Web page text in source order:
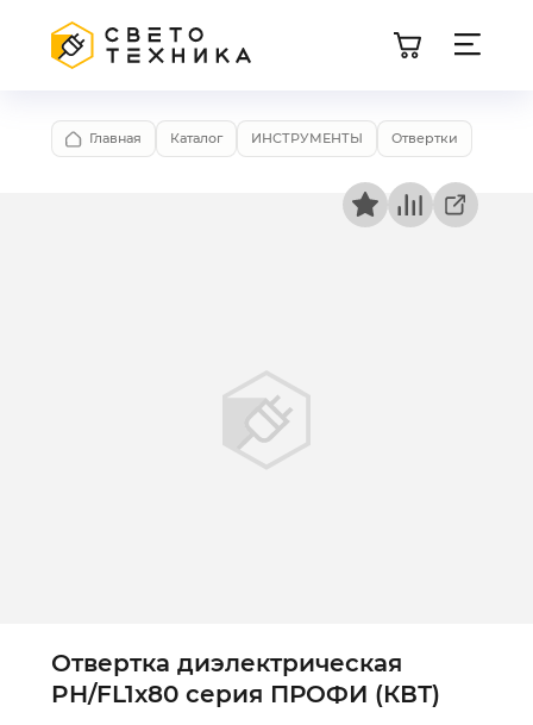
Главная Каталог ИНСТРУМЕНТЫ Отвертки
Отвертка диэлектрическая
PH/FL1x80 серия ПРОФИ (КВТ)